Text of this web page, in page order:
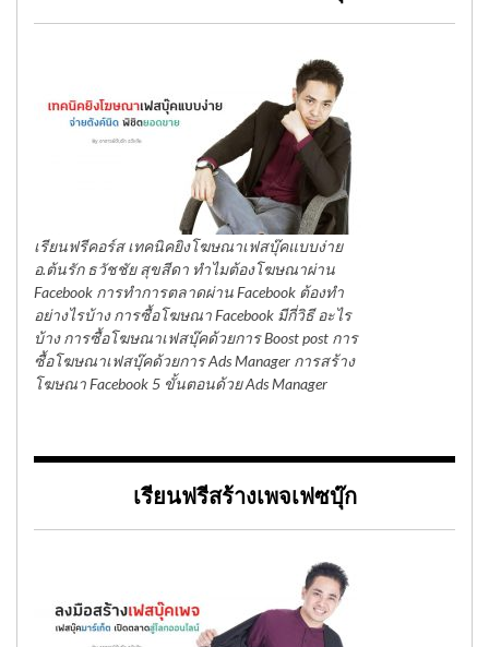
เรียนฟรีคอร์ส เทคนิคยิงโฆษณาเฟสบุ๊คแบบง่าย
อ.ต้นรัก ธวัชชัย สุขสีดา ทำไมต้องโฆษณาผ่าน
Facebook การทำการตลาดผ่าน Facebook ต้องทำ
อย่างไรบ้าง การซื้อโฆษณา Facebook มีกี่วิธี อะไร
บ้าง การซื้อโฆษณาเฟสบุ๊คด้วยการ Boost post การ
ซื้อโฆษณาเฟสบุ๊คด้วยการ Ads Manager การสร้าง
โฆษณา Facebook 5 ขั้นตอนด้วย Ads Manager
เรียนฟรีสร้างเพจเฟซบุ๊ก